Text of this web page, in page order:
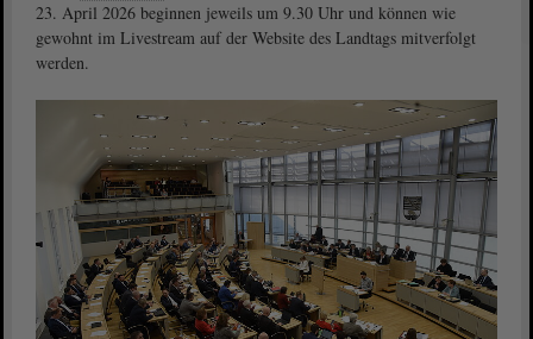
23. April 2026 beginnen jeweils um 9.30 Uhr und können wie
gewohnt im Livestream auf der Website des Landtags mitverfolgt
werden.